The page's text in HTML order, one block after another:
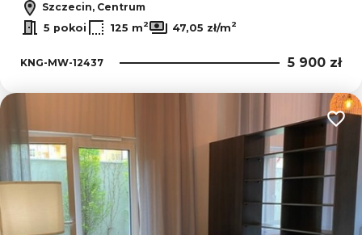
Szczecin, Centrum
5 pokoi
125 m2 47,05 zł/m2
KNG-MW-12437 5 900 zł